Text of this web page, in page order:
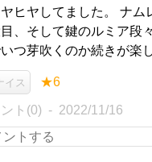
ヒヤしてました。 ナム
、そして鍵のルミア段
つ芽吹くのか続きが楽し
イス ★6
ト(0) 2022/11/16